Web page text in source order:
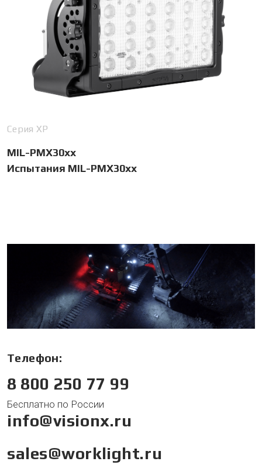
Серия XP
MIL-PMX30xx
Испытания MIL-PMX30xx
Телефон:
8 800 250 77 99
Бесплатно по России
info@visionx.ru
sales@worklight.ru